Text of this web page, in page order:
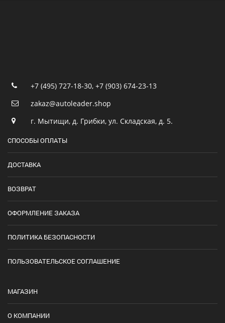
+7 (495) 727-18-30, +7 (903) 674-23-13
zakaz@autoleader.shop
г. Мытищи, д. Грибки, ул. Складская, д. 5.
СПОСОБЫ ОПЛАТЫ
ДОСТАВКА
ВОЗВРАТ
ОФОРМЛЕНИЕ ЗАКАЗА
ПОЛИТИКА БЕЗОПАСНОСТИ
ПОЛЬЗОВАТЕЛЬСКОЕ СОГЛАШЕНИЕ
МАГАЗИН
О КОМПАНИИ